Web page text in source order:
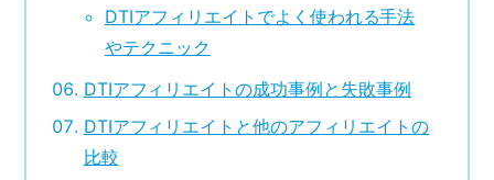
DTIアフィリエイトでよく使われる手法
やテクニック
DTIアフィリエイトの成功事例と失敗事例
DTIアフィリエイトと他のアフィリエイトの
比較